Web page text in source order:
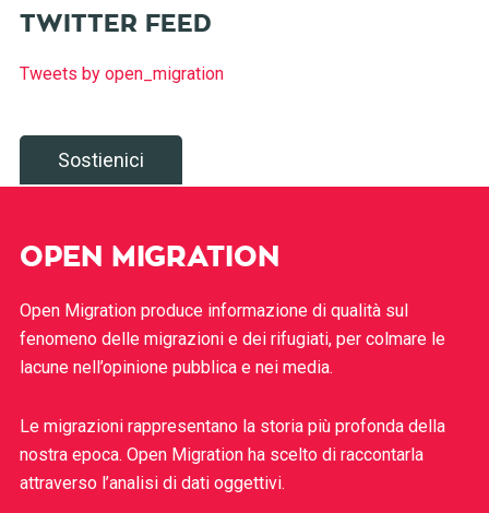
TWITTER FEED
Tweets by open_migration
Sostienici
OPEN MIGRATION
Open Migration produce informazione di qualità sul
fenomeno delle migrazioni e dei rifugiati, per colmare le
lacune nell’opinione pubblica e nei media.
Le migrazioni rappresentano la storia più profonda della
nostra epoca. Open Migration ha scelto di raccontarla
attraverso l’analisi di dati oggettivi.